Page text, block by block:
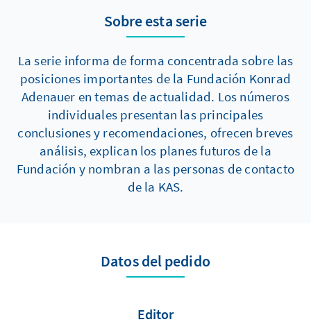
Sobre esta serie
La serie informa de forma concentrada sobre las
posiciones importantes de la Fundación Konrad
Adenauer en temas de actualidad. Los números
individuales presentan las principales
conclusiones y recomendaciones, ofrecen breves
análisis, explican los planes futuros de la
Fundación y nombran a las personas de contacto
de la KAS.
Datos del pedido
Editor